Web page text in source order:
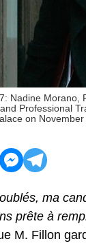
Nadine
Professional
on
ma
prête à
M. Fillon